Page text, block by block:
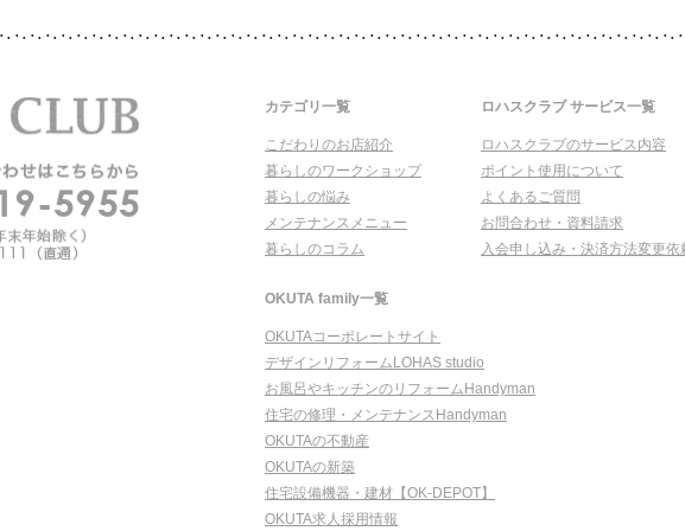
カテゴリ一覧
こだわりのお店紹介
暮らしのワークショップ
暮らしの悩み
メンテナンスメニュー
暮らしのコラム
ロハスクラブ サービス一覧
ロハスクラブのサービス内容
ポイント使用について
よくあるご質問
お問合わせ・資料請求
入会申し込み・決済方法変更依
OKUTA family一覧
OKUTAコーポレートサイト
デザインリフォームLOHAS studio
お風呂やキッチンのリフォームHandyman
住宅の修理・メンテナンスHandyman
OKUTAの不動産
OKUTAの新築
住宅設備機器・建材【OK-DEPOT】
OKUTA求人採用情報